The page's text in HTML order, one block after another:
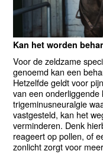
Kan het worden
Voor de zeldzame
genoemd kan een
Hetzelfde geldt voor
van een
trigeminusneuralgie
vastgesteld, kan het
verminderen. Denk
reageert op pollen, of
zonlicht zorgt voor